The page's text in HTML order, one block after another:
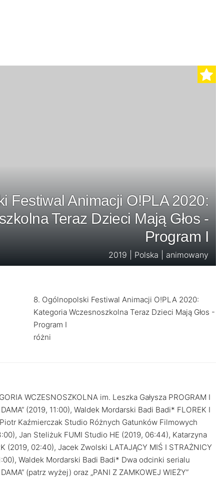
Festiwal Animacji O!PLA 2020:
Teraz Dzieci Mają Głos -
Program I
2019 | Polska | animowany
8. Ogólnopolski Festiwal Animacji O!PLA 2020:
Kategoria Wczesnoszkolna Teraz Dzieci Mają Głos -
Program I
różni
WCZESNOSZKOLNA im. Leszka Gałysza PROGRAM I
(2019, 11:00), Waldek Mordarski Badi Badi* FLOREK I
Kaźmierczak Studio Różnych Gatunków Filmowych
Jan Steliżuk FUMI Studio HE (2019, 06:44), Katarzyna
(2019, 02:40), Jacek Zwolski LATAJĄCY MIŚ I STRAŻNICY
Waldek Mordarski Badi Badi* Dwa odcinki serialu
(patrz wyżej) oraz „PANI Z ZAMKOWEJ WIEŻY”